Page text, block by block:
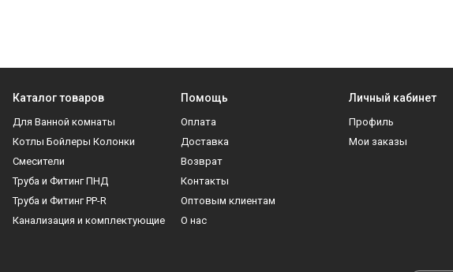
Каталог товаров
Для Ванной комнаты
Котлы Бойлеры Колонки
Смесители
Труба и Фитинг ПНД
Труба и Фитинг PP-R
Канализация и комплектующие
Помощь
Оплата
Доставка
Возврат
Контакты
Оптовым клиентам
О нас
Личный кабинет
Профиль
Мои заказы